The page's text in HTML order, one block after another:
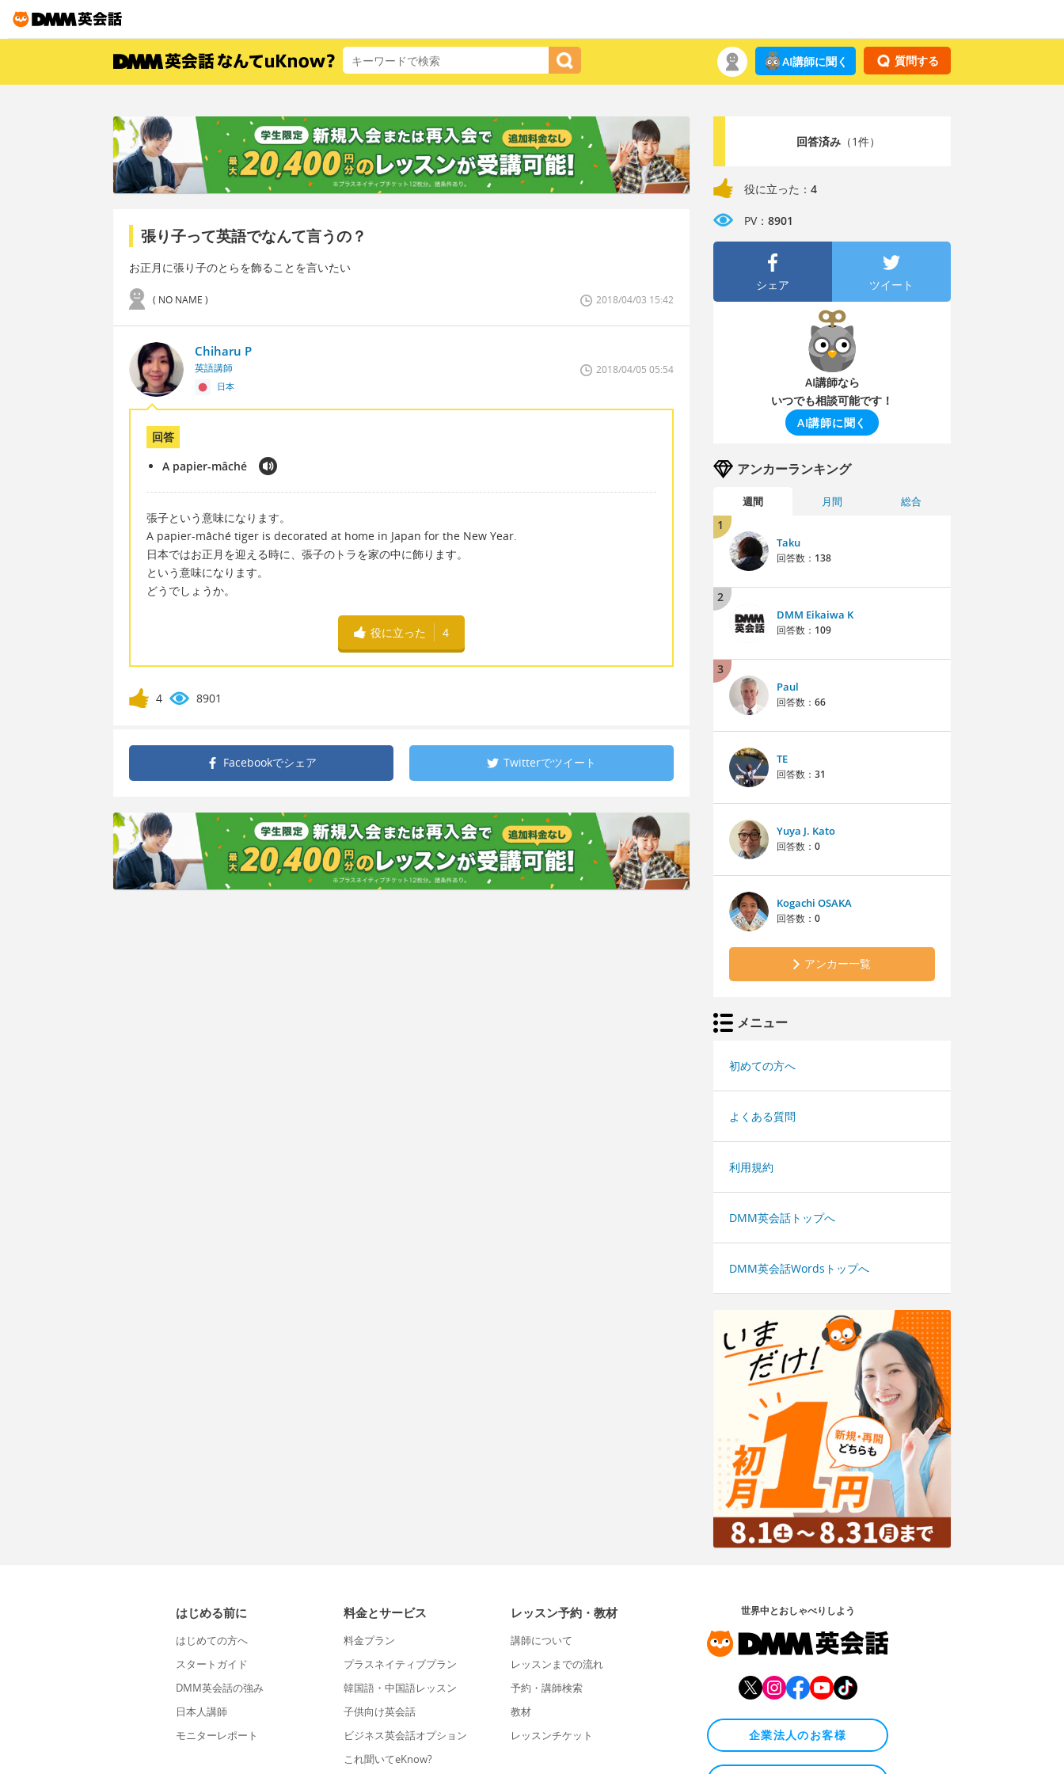
質問する
AI講師に聞く
張り子って英語でなんて言うの？
お正月に張り子のとらを飾ることを言いたい
( NO NAME ) 2018/04/03 15:42
Chiharu P
英語講師
日本
2018/04/05 05:54
回答
A papier-mâché
張子という意味になります。
A papier-mâché tiger is decorated at home in Japan for the New Year.
日本ではお正月を迎える時に、張子のトラを家の中に飾ります。
という意味になります。
どうでしょうか。
役に立った 4
4 8901
Facebookでシェア Twitterでツイート
回答済み（1件）
役に立った： 4
PV： 8901
シェア ツイート
AI講師なら
いつでも相談可能です！
AI講師に聞く
アンカーランキング
週間 月間 総合
1
Taku
回答数： 138
2
DMM Eikaiwa K
回答数： 109
3
Paul
回答数： 66
TE
回答数： 31
Yuya J. Kato
回答数： 0
Kogachi OSAKA
回答数： 0
アンカー一覧
メニュー
初めての方へ
よくある質問
利用規約
DMM英会話トップへ
DMM英会話Wordsトップへ
はじめる前に
はじめての方へ
スタートガイド
DMM英会話の強み
日本人講師
モニターレポート
料金とサービス
料金プラン
プラスネイティブプラン
韓国語・中国語レッスン
子供向け英会話
ビジネス英会話オプション
これ聞いてeKnow?
レッスン予約・教材
講師について
レッスンまでの流れ
予約・講師検索
教材
レッスンチケット
世界中とおしゃべりしよう
企業法人のお客様